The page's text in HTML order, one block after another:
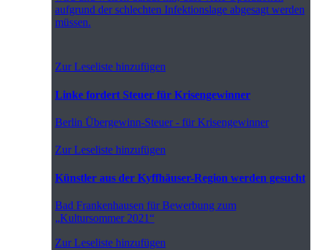
aufgrund der schlechten Infektionslage abgesagt werden
müssen.
Zur Leseliste hinzufügen
Linke fordert Steuer für Krisengewinner
Berlin Übergewinn-Steuer - für Krisengewinner
Zur Leseliste hinzufügen
Künstler aus der Kyffhäuser-Region werden gesucht
Bad Frankenhausen für Bewerbung zum
„Kultursommer 2021“
Zur Leseliste hinzufügen